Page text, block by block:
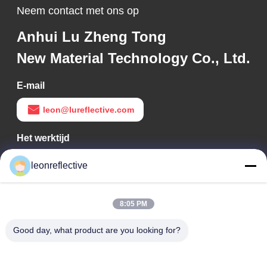
Neem contact met ons op
Anhui Lu Zheng Tong
New Material Technology Co., Ltd.
E-mail
leon@lureflective.com
Het werktijd
9:00-18:00
Ons adres
Technology Park, High-tech Zone, Hefei, Anhui, China
leonreflective
8:05 PM
Good day, what product are you looking for?